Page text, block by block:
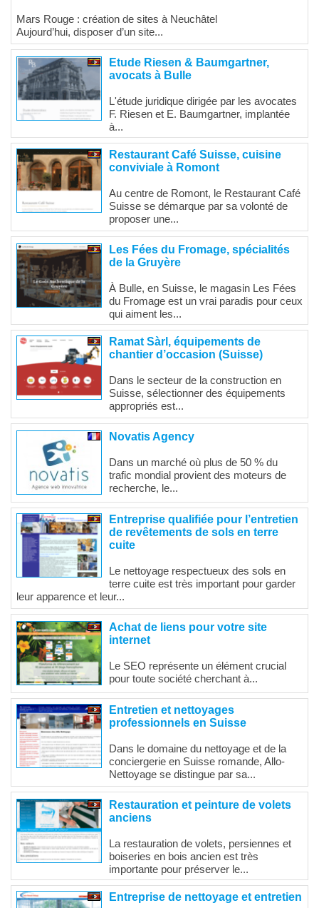
Mars Rouge : création de sites à Neuchâtel
Aujourd’hui, disposer d’un site...
Etude Riesen & Baumgartner,
avocats à Bulle
L'étude juridique dirigée par les avocates
F. Riesen et E. Baumgartner, implantée
à...
Restaurant Café Suisse, cuisine
conviviale à Romont
Au centre de Romont, le Restaurant Café
Suisse se démarque par sa volonté de
proposer une...
Les Fées du Fromage, spécialités
de la Gruyère
À Bulle, en Suisse, le magasin Les Fées
du Fromage est un vrai paradis pour ceux
qui aiment les...
Ramat Sàrl, équipements de
chantier d’occasion (Suisse)
Dans le secteur de la construction en
Suisse, sélectionner des équipements
appropriés est...
Novatis Agency
Dans un marché où plus de 50 % du
trafic mondial provient des moteurs de
recherche, le...
Entreprise qualifiée pour l’entretien
de revêtements de sols en terre
cuite
Le nettoyage respectueux des sols en
terre cuite est très important pour garder
leur apparence et leur...
Achat de liens pour votre site
internet
Le SEO représente un élément crucial
pour toute société cherchant à...
Entretien et nettoyages
professionnels en Suisse
Dans le domaine du nettoyage et de la
conciergerie en Suisse romande, Allo-
Nettoyage se distingue par sa...
Restauration et peinture de volets
anciens
La restauration de volets, persiennes et
boiseries en bois ancien est très
importante pour préserver le...
Entreprise de nettoyage et entretien